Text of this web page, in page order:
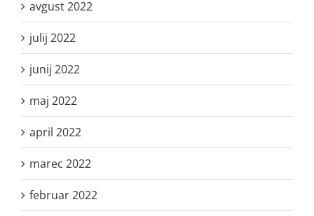
avgust 2022
julij 2022
junij 2022
maj 2022
april 2022
marec 2022
februar 2022